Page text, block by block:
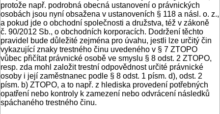
protože např. podrobná obecná ustanovení o právnických
osobách jsou nyní obsažena v ustanoveních § 118 a násl. o. z.,
a pokud jde o obchodní společnosti a družstva, též v zákoně
č. 90/2012 Sb., o obchodních korporacích. Dodržení těchto
pravidel bude důležité zejména pro úvahu, jestli lze určitý čin
vykazující znaky trestného činu uvedeného v § 7 ZTOPO
vůbec přičítat právnické osobě ve smyslu § 8 odst. 2 ZTOPO,
resp. zda mohl založit trestní odpovědnost určité právnické
osoby i její zaměstnanec podle § 8 odst. 1 písm. d), odst. 2
písm. b) ZTOPO, a to např. z hlediska provedení potřebných
opatření nebo kontroly k zamezení nebo odvrácení následků
spáchaného trestného činu.